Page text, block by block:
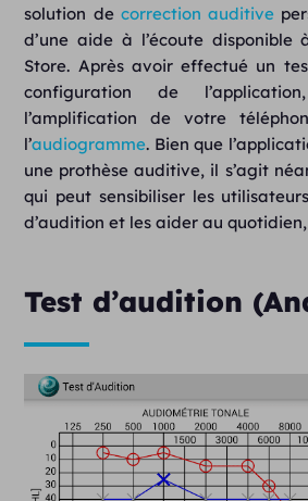
solution de correction auditive
d’une aide à l’écoute disponible
Store. Après avoir effectué un
configuration de
l’amplification de votre
l’audiogramme. Bien que
une prothèse auditive, il s’agit
qui peut sensibiliser les
d’audition et les aider au
Test d’audition